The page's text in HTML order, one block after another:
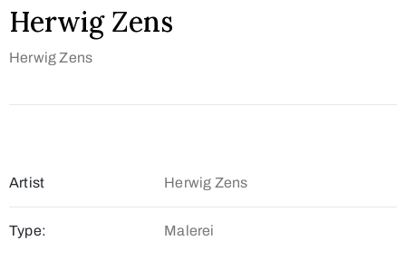
Herwig Zens
Herwig Zens
Artist Herwig Zens
Type: Malerei